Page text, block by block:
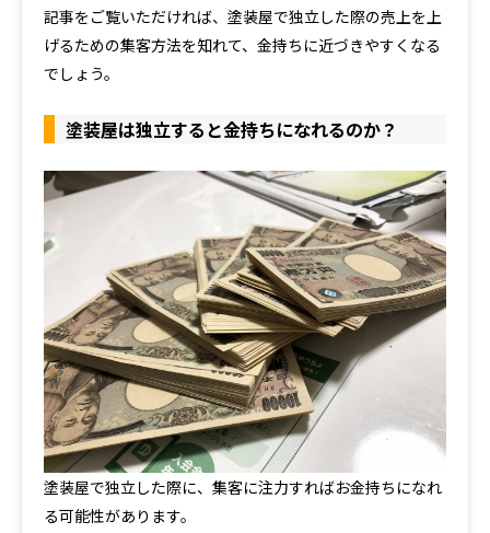
記事をご覧いただければ、塗装屋で独立した際の売上を上
げるための集客方法を知れて、金持ちに近づきやすくなる
でしょう。
塗装屋は独立すると金持ちになれるのか？
塗装屋で独立した際に、集客に注力すればお金持ちになれ
る可能性があります。